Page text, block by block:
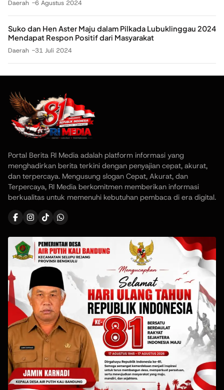
Daerah 6 Agustus 2024
Suko dan Hen Aster Maju dalam Pilkada Lubuklinggau 2024
Mendapat Respon Positif dari Masyarakat
Daerah 31 Juli 2024
Portal Berita RI Media adalah platform informasi yang
menghadirkan berita terkini dengan penyajian cepat, akurat,
dan terpercaya. Mengusung slogan Cepat, Akurat, dan
Terpercaya, RI Media berkomitmen memberikan informasi
berkualitas untuk memenuhi kebutuhan pembaca di era digital.